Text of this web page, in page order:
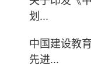
划...
中国建设教
先进...